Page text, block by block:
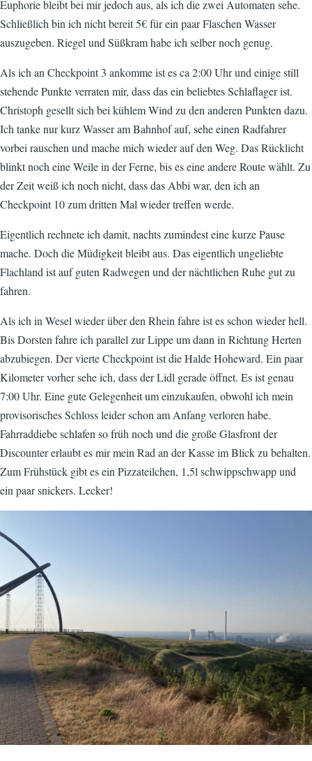
Euphorie bleibt bei mir jedoch aus, als ich die zwei Automaten sehe.
Schließlich bin ich nicht bereit 5€ für ein paar Flaschen Wasser
auszugeben. Riegel und Süßkram habe ich selber noch genug.
Als ich an Checkpoint 3 ankomme ist es ca 2:00 Uhr und einige still
stehende Punkte verraten mir, dass das ein beliebtes Schlaflager ist.
Christoph gesellt sich bei kühlem Wind zu den anderen Punkten dazu.
Ich tanke nur kurz Wasser am Bahnhof auf, sehe einen Radfahrer
vorbei rauschen und mache mich wieder auf den Weg. Das Rücklicht
blinkt noch eine Weile in der Ferne, bis es eine andere Route wählt. Zu
der Zeit weiß ich noch nicht, dass das Abbi war, den ich an
Checkpoint 10 zum dritten Mal wieder treffen werde.
Eigentlich rechnete ich damit, nachts zumindest eine kurze Pause
mache. Doch die Müdigkeit bleibt aus. Das eigentlich ungeliebte
Flachland ist auf guten Radwegen und der nächtlichen Ruhe gut zu
fahren.
Als ich in Wesel wieder über den Rhein fahre ist es schon wieder hell.
Bis Dorsten fahre ich parallel zur Lippe um dann in Richtung Herten
abzubiegen. Der vierte Checkpoint ist die Halde Hoheward. Ein paar
Kilometer vorher sehe ich, dass der Lidl gerade öffnet. Es ist genau
7:00 Uhr. Eine gute Gelegenheit um einzukaufen, obwohl ich mein
provisorisches Schloss leider schon am Anfang verloren habe.
Fahrraddiebe schlafen so früh noch und die große Glasfront der
Discounter erlaubt es mir mein Rad an der Kasse im Blick zu behalten.
Zum Frühstück gibt es ein Pizzateilchen, 1,5l schwippschwapp und
ein paar snickers. Lecker!